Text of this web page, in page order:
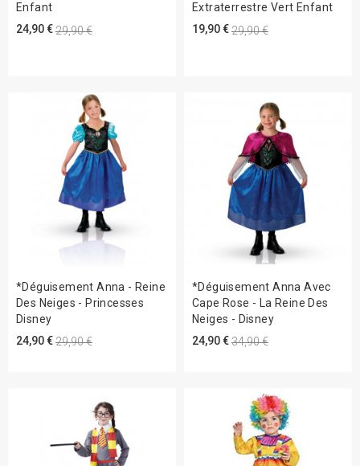
Enfant
24,90 €29,90 €
Extraterrestre Vert Enfant
19,90 €29,90 €
*Déguisement Anna - Reine
Des Neiges - Princesses
Disney
24,90 €29,90 €
*Déguisement Anna Avec
Cape Rose - La Reine Des
Neiges - Disney
24,90 €34,90 €